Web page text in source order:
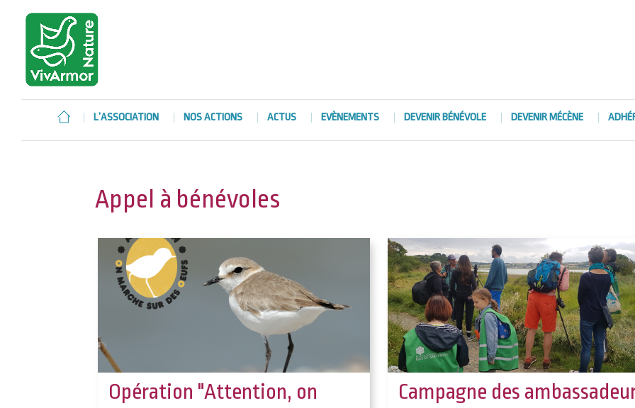
L’ASSOCIATION NOS ACTIONS ACTUS EVÈNEMENTS DEVENIR BÉNÉVOLE DEVENIR MÉCÈNE
Appel à bénévoles
Opération "Attention, on
Campagne des